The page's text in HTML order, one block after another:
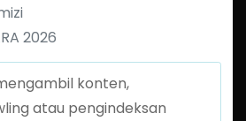
2026
konten,
atau pengindeksan